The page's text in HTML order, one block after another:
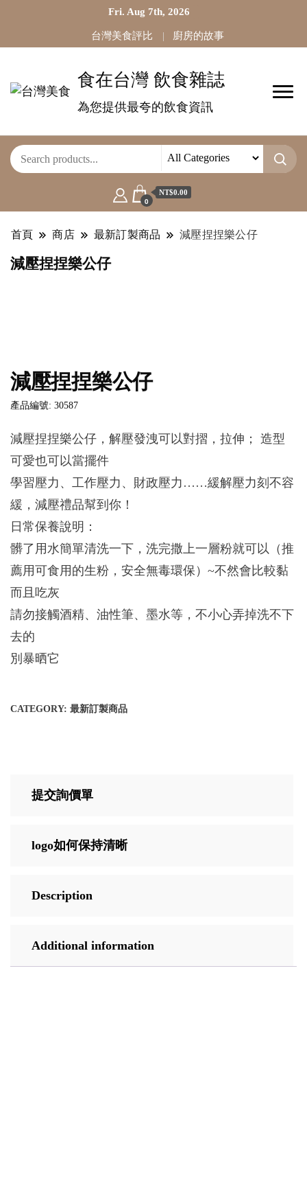
Fri. Aug 7th, 2026
台灣美食評比 廚房的故事
食在台灣 飲食雜誌
為您提供最夸的飲食資訊
0
NT$0.00
首頁 商店 最新訂製商品 減壓捏捏樂公仔
減壓捏捏樂公仔
減壓捏捏樂公仔
產品編號: 30587
減壓捏捏樂公仔，解壓發洩可以對摺，拉伸； 造型
可愛也可以當擺件
學習壓力、工作壓力、財政壓力……緩解壓力刻不容
緩，減壓禮品幫到你！
日常保養說明：
髒了用水簡單清洗一下，洗完撒上一層粉就可以（推
薦用可食用的生粉，安全無毒環保）~不然會比較黏
而且吃灰
請勿接觸酒精、油性筆、墨水等，不小心弄掉洗不下
去的
別暴晒它
CATEGORY: 最新訂製商品
提交詢價單
logo如何保持清晰
Description
Additional information